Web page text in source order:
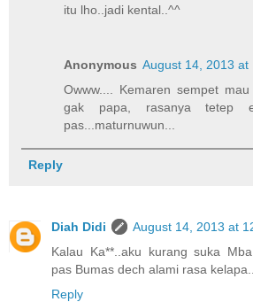
itu lho..jadi kental..^^
Anonymous August 14, 2013 at
Owww.... Kemaren sempet
gak papa, rasanya tetep
pas...maturnuwun...
Reply
Diah Didi
August 14, 2013 at
Kalau Ka**..aku kurang suka
pas Bumas dech alami rasa
Reply